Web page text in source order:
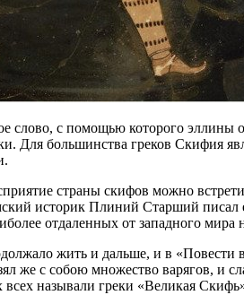
слово, с помощью которого
Для большинства греков Скифия
страны скифов можно
историк Плиний Старший писал
отдаленных от западного мира
жить и дальше, и в «Повести
же с собою множество варягов, и
всех называли греки «Великая